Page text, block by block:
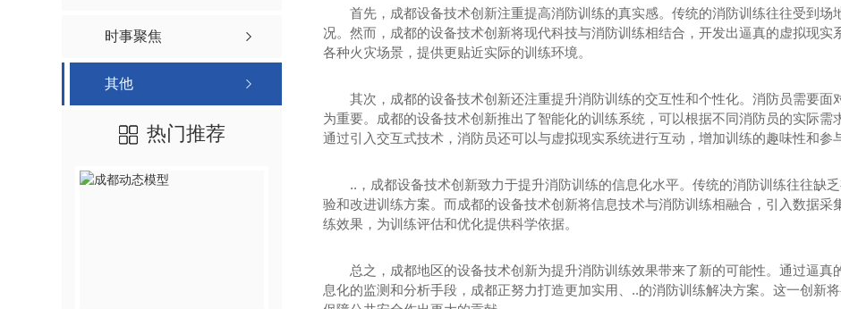
时事聚焦
其他
热门推荐
首先，成都设备技术创新注重提高消防训练的真实感。传统的消防训练往往受到
况。然而，成都的设备技术创新将现代科技与消防训练相结合，开发出逼真的虚拟现
各种火灾场景，提供更贴近实际的训练环境。
其次，成都的设备技术创新还注重提升消防训练的交互性和个性化。消防员需要
为重要。成都的设备技术创新推出了智能化的训练系统，可以根据不同消防员的实际需
通过引入交互式技术，消防员还可以与虚拟现实系统进行互动，增加训练的趣味性和参
..，成都设备技术创新致力于提升消防训练的信息化水平。传统的消防训练往往缺
验和改进训练方案。而成都的设备技术创新将信息技术与消防训练相融合，引入数据采
练效果，为训练评估和优化提供科学依据。
总之，成都地区的设备技术创新为提升消防训练效果带来了新的可能性。通过逼
息化的监测和分析手段，成都正努力打造更加实用、..的消防训练解决方案。这一创新